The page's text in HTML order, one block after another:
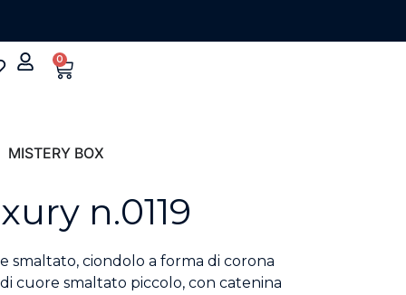
0
MISTERY BOX
n.0119
smaltato, ciondolo a forma di corona
cuore smaltato piccolo, con catenina